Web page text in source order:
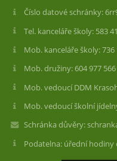
Číslo datové schránky:
Tel. kanceláře školy: 583
Mob. kanceláře školy: 736
Mob. družiny: 604 977 566
Mob. vedoucí DDM
Mob. vedoucí školní
Schránka důvěry:
Podatelna: úřední hodiny